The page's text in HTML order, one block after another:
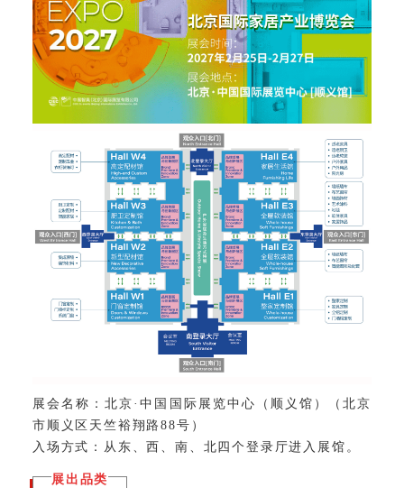
展会名称 ：北京·中国国际展览中心（顺义馆）（北京
市顺义区天竺裕翔路88号）
入场方式：从东、西、南、北四个登录厅进入展馆 。
展出品类